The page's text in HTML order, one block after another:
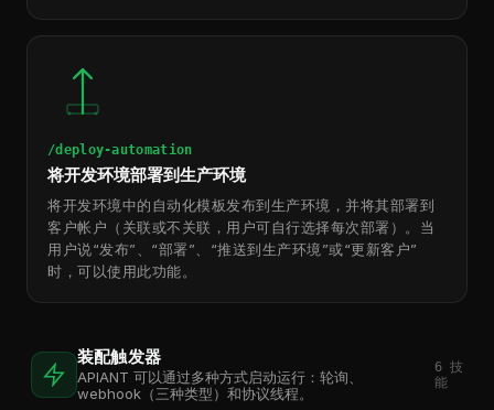
/deploy-automation
将开发环境部署到生产环境
将开发环境中的自动化模板发布到生产环境，并将其部署到
客户帐户（关联或不关联，用户可自行选择每次部署）。当
用户说“发布”、“部署”、“推送到生产环境”或“更新客户”
时，可以使用此功能。
装配触发器
APIANT 可以通过多种方式启动运行：轮询、
webhook（三种类型）和协议线程。
6技
能